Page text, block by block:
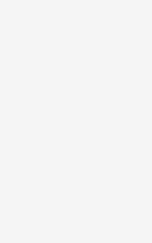
一緒に付き合える相手
いです。経験を重ねた
やかさではなく、本当
ートナーを見つけ出
愛しやすい
に無理をして背伸び
まの自然体で関係を築